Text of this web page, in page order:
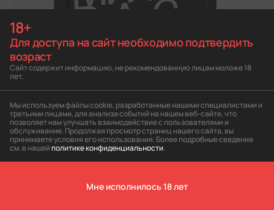
18+
Для доступа на сайт необходимо подтвердить
возраст
Сайт содержит информацию, не рекомендованную лицам моложе 18
лет.
Мы используем файлы cookie, разработанные нашими специалистами и
третьими лицами, для анализа событий на нашем веб-сайте, что
позволяет нам улучшать взаимодействие с пользователями и
обслуживание. Продолжая просмотр страниц нашего сайта, вы
принимаете условия его использования. Более подробные сведения
см. в нашейполитике конфиденциальности
Мне исполнилось 18 лет